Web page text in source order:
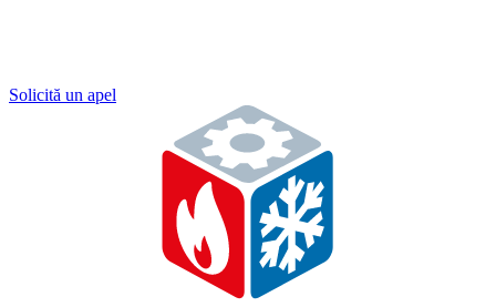
Solicită un apel